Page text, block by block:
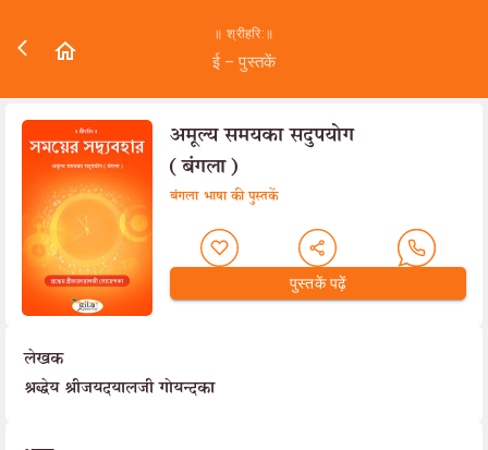
॥ श्रीहरि:॥
ई – पुस्तकें
अमूल्य समयका सदुपयोग
(बंगला)
बंगला भाषा की पुस्तकें
पुस्तकें पढ़ें
लेखक
श्रद्धेय श्रीजयदयालजी गोयन्दका